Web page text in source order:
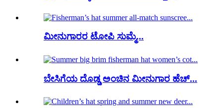
ಮೀನುಗಾರರ ಟೋಪಿ ಸುಮ್ಮೆ...
ಬೇಸಿಗೆಯ ದೊಡ್ಡ ಅಂಚಿನ ಮೀನುಗಾರ ಹೆಚ್...